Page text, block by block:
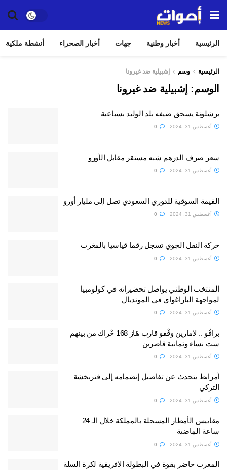
الرئيسية أخبار وطنية جهات أخبار الصحراء أنشطة ملكية
الرئيسية وسم إشبيلية ضد غيرونا
الوسم: إشبيلية ضد غيرونا
برشلونة يسحق ضيفه بلد الوليد بسباعية
أغسطس 31, 2024
سعر صرف الدرهم شبه مستقر مقابل الأورو
أغسطس 31, 2024
القيمة السوقية للدوري السعودي تصل إلى مليار أورو
أغسطس 31, 2024
حركة النقل الجوي تسجل رقما قياسيا بالمغرب
أغسطس 31, 2024
المنتخب الوطني يواصل تحضيراته في كولومبيا
لمواجهة الباراغواي في المونديال
أغسطس 31, 2024
برافُو .. لامارين وقْفو قارب هَاز 168 حْراك من بينهم
ست نساء وثمانية قاصرين
أغسطس 31, 2024
أمرابط يتحدث عن تفاصيل إنضمامه إلى فنربخشة
التركي
أغسطس 31, 2024
مقاييس الأمطار المسجلة بالمملكة خلال الـ 24
ساعة الماضية
أغسطس 31, 2024
المغرب حاضر بقوة في البطولة الافريقية لكرة السلة